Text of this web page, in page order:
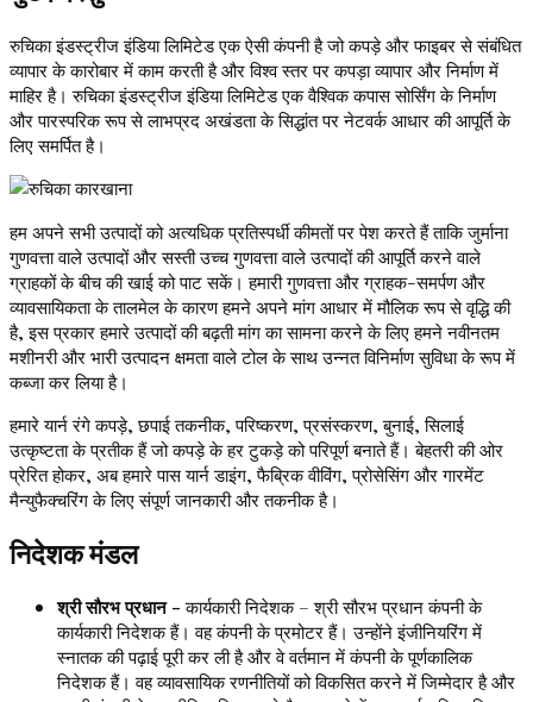
रुचिका इंडस्ट्रीज इंडिया लिमिटेड एक ऐसी कंपनी है जो कपड़े और फाइबर से संबंधित
व्यापार के कारोबार में काम करती है और विश्व स्तर पर कपड़ा व्यापार और निर्माण में
माहिर है। रुचिका इंडस्ट्रीज इंडिया लिमिटेड एक वैश्विक कपास सोर्सिंग के निर्माण
और पारस्परिक रूप से लाभप्रद अखंडता के सिद्धांत पर नेटवर्क आधार की आपूर्ति के
लिए समर्पित है।
हम अपने सभी उत्पादों को अत्यधिक प्रतिस्पर्धी कीमतों पर पेश करते हैं ताकि जुर्माना
गुणवत्ता वाले उत्पादों और सस्ती उच्च गुणवत्ता वाले उत्पादों की आपूर्ति करने वाले
ग्राहकों के बीच की खाई को पाट सकें। हमारी गुणवत्ता और ग्राहक-समर्पण और
व्यावसायिकता के तालमेल के कारण हमने अपने मांग आधार में मौलिक रूप से वृद्धि की
है, इस प्रकार हमारे उत्पादों की बढ़ती मांग का सामना करने के लिए हमने नवीनतम
मशीनरी और भारी उत्पादन क्षमता वाले टोल के साथ उन्नत विनिर्माण सुविधा के रूप में
कब्जा कर लिया है।
हमारे यार्न रंगे कपड़े, छपाई तकनीक, परिष्करण, प्रसंस्करण, बुनाई, सिलाई
उत्कृष्टता के प्रतीक हैं जो कपड़े के हर टुकड़े को परिपूर्ण बनाते हैं। बेहतरी की ओर
प्रेरित होकर, अब हमारे पास यार्न डाइंग, फैब्रिक वीविंग, प्रोसेसिंग और गारमेंट
मैन्युफैक्चरिंग के लिए संपूर्ण जानकारी और तकनीक है।
निदेशक मंडल
श्री सौरभ प्रधान -कार्यकारी निदेशक – श्री सौरभ प्रधान कंपनी के
कार्यकारी निदेशक हैं। वह कंपनी के प्रमोटर हैं। उन्होंने इंजीनियरिंग में
स्नातक की पढ़ाई पूरी कर ली है और वे वर्तमान में कंपनी के पूर्णकालिक
निदेशक हैं। वह व्यावसायिक रणनीतियों को विकसित करने में जिम्मेदार है और